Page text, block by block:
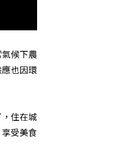
候下農
也因環
住在城
受美食